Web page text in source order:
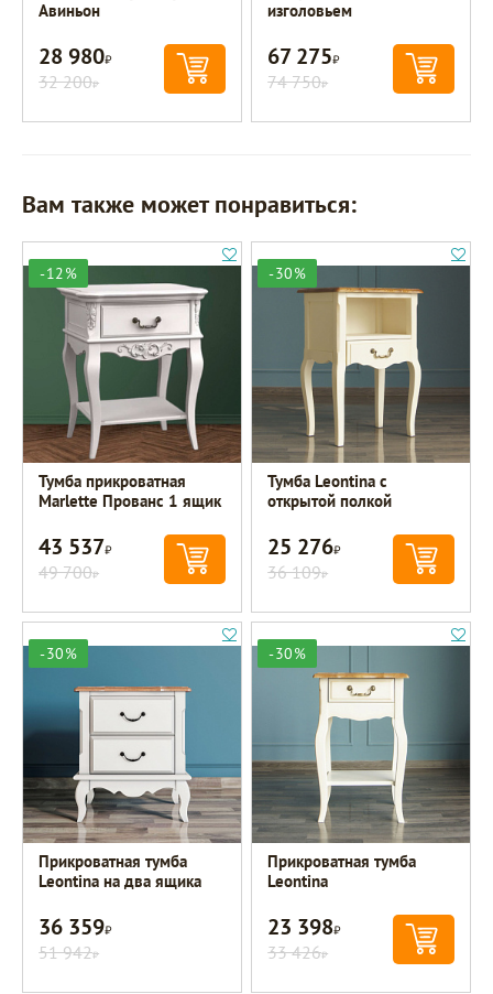
Авиньон
28 980Р
32 200Р
изголовьем
67 275Р
74 750Р
Вам также может понравиться:
-12%
Тумба прикроватная
Marlette Прованс 1 ящик
43 537Р
49 700Р
-30%
Тумба Leontina с
открытой полкой
25 276Р
36 109Р
-30%
Прикроватная тумба
Leontina на два ящика
36 359Р
51 942Р
-30%
Прикроватная тумба
Leontina
23 398Р
33 426Р